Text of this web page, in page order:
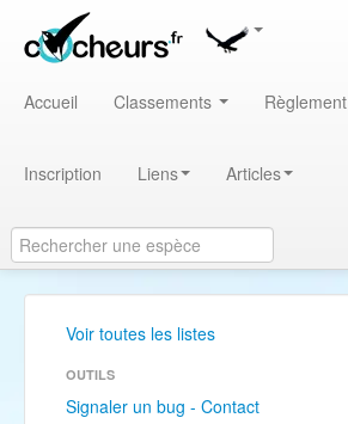
Accueil Classements Règlement
Inscription Liens Articles
Voir toutes les listes
OUTILS
Signaler un bug - Contact